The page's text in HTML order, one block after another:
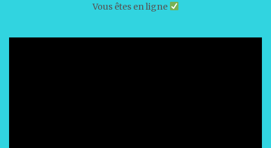
Vous êtes en ligne